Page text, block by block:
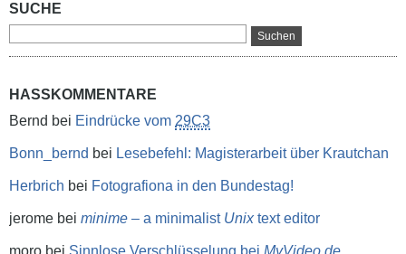
SUCHE
HASSKOMMENTARE
Bernd bei Eindrücke vom 29C3
Bonn_bernd bei Lesebefehl: Magisterarbeit über Krautchan
Herbrich bei Fotografiona in den Bundestag!
jerome bei minime – a minimalist Unixtext editor
moro bei Sinnlose Verschlüsselung bei MyVideo.de